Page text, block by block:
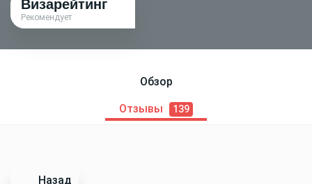
Визарейтинг
Рекомендует
Обзор
Отзывы 139
Назад